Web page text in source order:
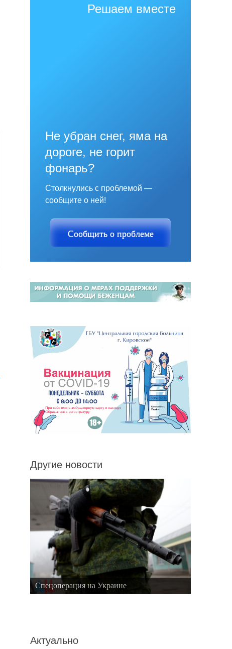
Решаем вместе
Не убран снег, яма на
дороге, не горит
фонарь?
Столкнулись с проблемой —
сообщите о ней!
Сообщить о проблеме
Другие новости
Спецоперация на Украине
Актуально